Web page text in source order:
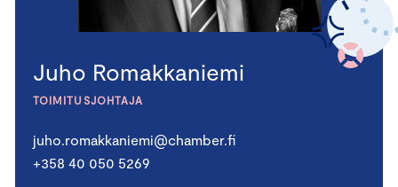
Juho Romakkaniemi
TOIMITUSJOHTAJA
juho.romakkaniemi@chamber.fi
+358 40 050 5269